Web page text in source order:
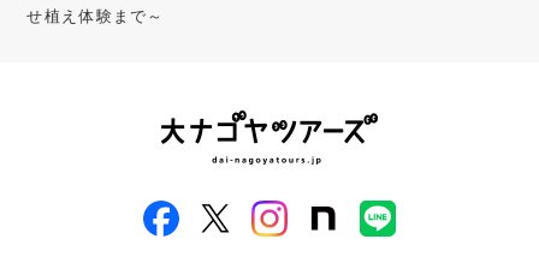
せ植え体験まで～